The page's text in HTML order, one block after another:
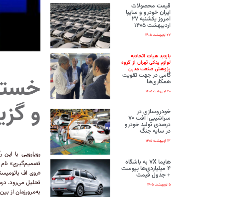
قیمت محصولات
ایران‌ خودرو و سایپا
امروز یکشنبه ۲۷
اردیبهشت ۱۴۰۵
۲۷ اردیبهشت ۱۴۰۵
بازدید هیات اتحادیه
لوازم یدکی تهران از گروه
پژوهش صنعت مدرن
گامی در جهت تقویت
همکاری‌ها
۲۰ اردیبهشت ۱۴۰۵
خودروسازی در
سراشیبی| افت ۷۰
درصدی تولید خودرو
در سایه جنگ
۱۳ اردیبهشت ۱۴۰۵
هایما ۷X به باشگاه
۴ میلیاردی‌ها پیوست
+ جدول قیمت
۵ اردیبهشت ۱۴۰۵
و
رویارویی با
تصمیم‌گیری»
«روی اف
تحلیل می‌رود.
به‌مرورزمان از